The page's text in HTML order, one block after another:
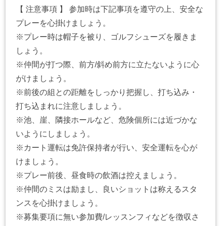
【 注意事項 】 参加時は下記事項を遵守の上、安全な
プレーを心掛けましょう。
※プレー時は帽子を被り、ゴルフシューズを履きま
しょう。
※仲間が打つ際、前方/斜め前方に立たないように心
がけましょう。
※前後の組との距離をしっかり把握し、打ち込み・
打ち込まれに注意しましょう。
※池、崖、隣接ホールなど、危険個所には近づかな
いようにしましょう。
※カート運転は免許保持者が行い、安全運転を心が
けましょう。
※プレー前後、昼食時の飲酒は控えましょう。
※仲間のミスは励まし、良いショットは称えるスタ
ンスを心掛けましょう。
※募集要項に無い参加費/レッスンフィなどを徴収さ